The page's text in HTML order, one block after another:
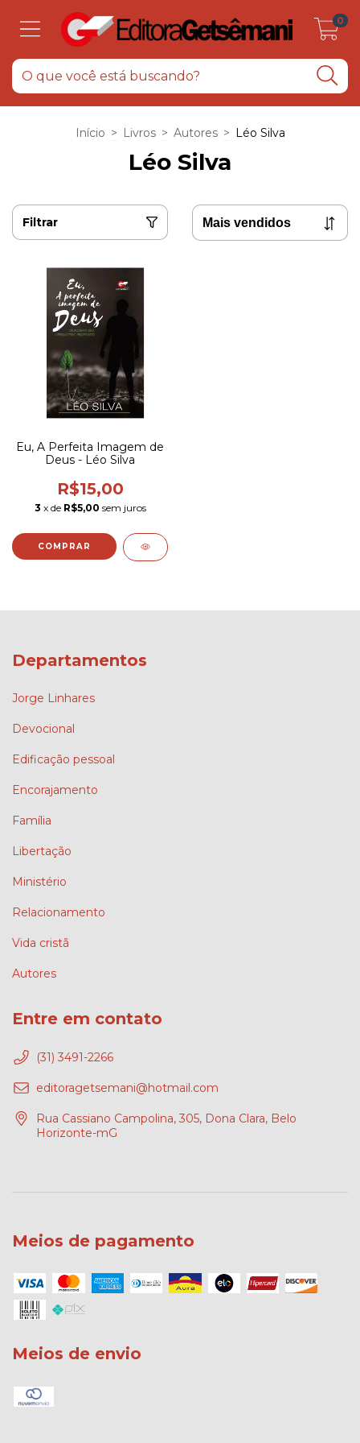
0
Início > Livros > Autores > Léo Silva
Léo Silva
Filtrar
Eu, A Perfeita Imagem de
Deus - Léo Silva
R$15,00
3 x de R$5,00 sem juros
Departamentos
Jorge Linhares
Devocional
Edificação pessoal
Encorajamento
Família
Libertação
Ministério
Relacionamento
Vida cristã
Autores
Entre em contato
(31) 3491-2266
editoragetsemani@hotmail.com
Rua Cassiano Campolina, 305, Dona Clara, Belo
Horizonte-mG
Meios de pagamento
Meios de envio